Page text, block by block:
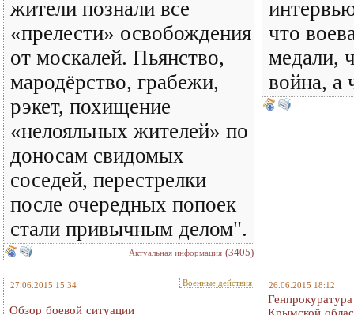
жители познали все
«прелести» освобождения
от москалей. Пьянство,
мародёрство, грабежи,
рэкет, похищение
«нелояльных жителей» по
доносам свидомых
соседей, перестрелки
после очередных попоек
стали привычным делом".
Актуальная информация (3405)
что
медали,
война, а
27.06.2015 15:34 Военные действия
Обзор боевой ситуации
26.06.2015 18:12